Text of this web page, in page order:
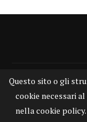
Home Chi
KONGnews
Questo sito o gli
cookie necessari
nella cookie